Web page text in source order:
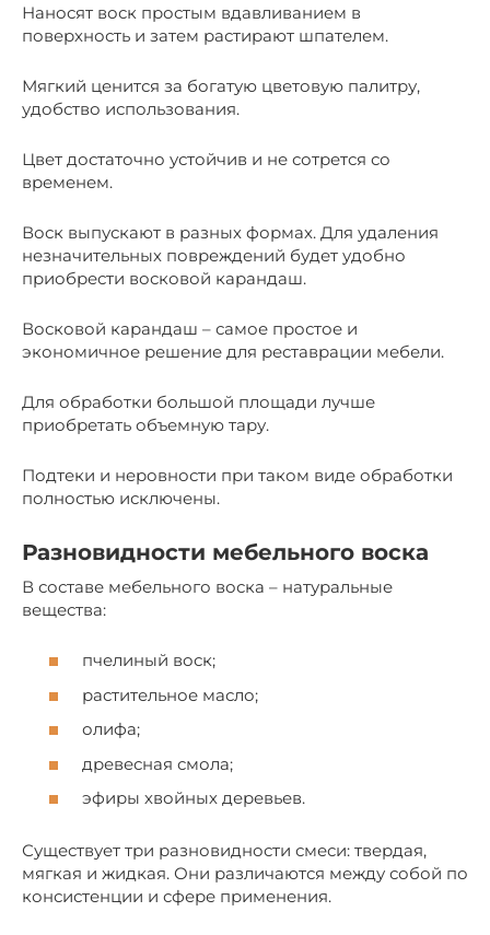
Наносят воск простым вдавливанием в
поверхность и затем растирают шпателем.
Мягкий ценится за богатую цветовую палитру,
удобство использования.
Цвет достаточно устойчив и не сотрется со
временем.
Воск выпускают в разных формах. Для удаления
незначительных повреждений будет удобно
приобрести восковой карандаш.
Восковой карандаш – самое простое и
экономичное решение для реставрации мебели.
Для обработки большой площади лучше
приобретать объемную тару.
Подтеки и неровности при таком виде обработки
полностью исключены.
Разновидности мебельного воска
В составе мебельного воска – натуральные
вещества:
пчелиный воск;
растительное масло;
олифа;
древесная смола;
эфиры хвойных деревьев.
Существует три разновидности смеси: твердая,
мягкая и жидкая. Они различаются между собой по
консистенции и сфере применения.